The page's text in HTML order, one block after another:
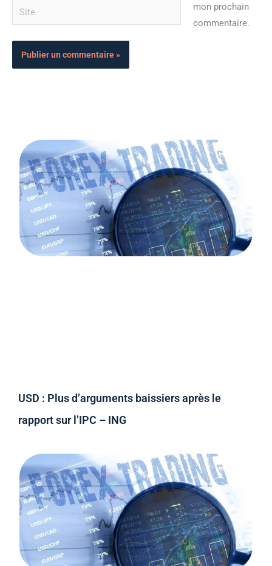
Site
mon prochain
commentaire.
USD : Plus d’arguments baissiers après le
rapport sur l’IPC – ING